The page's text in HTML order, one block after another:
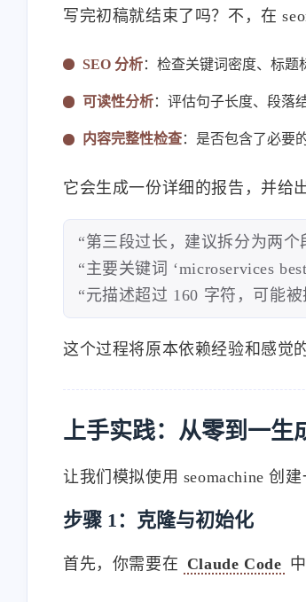
最近评论
stonewu
<p>又改回用七牛云内部的
SSL证书😒</p>
11-13-2025
写完初稿就结束了吗？不，在
SEO 分析：检查关键词密度、标题
可读性分析：评估句子长度、段落
内容完整性检查：是否包含了必要
它会生成一份详细的报告，并给
“第三段过长，建议拆分为两
“主要关键词 ‘microservices
“元描述超过 160 字符，可能
这个过程将原本依赖经验和感觉
上手实践：从零到一生
让我们模拟使用 seomachine 创
步骤 1：克隆与初始化
首先，你需要在 Claude Code